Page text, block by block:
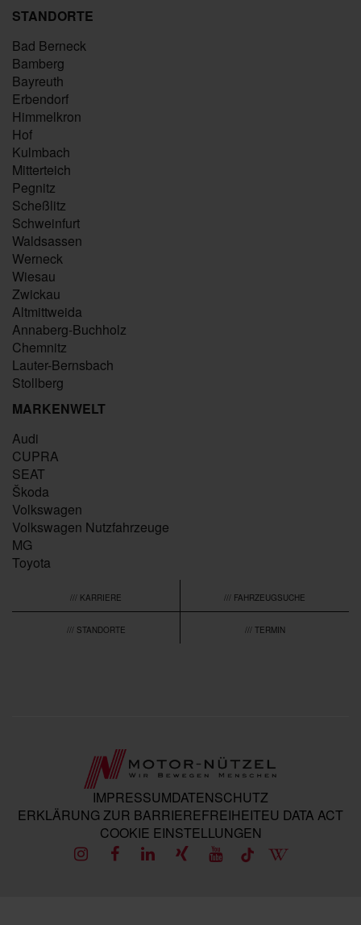
STANDORTE
Bad Berneck
Bamberg
Bayreuth
Erbendorf
Himmelkron
Hof
Kulmbach
Mitterteich
Pegnitz
Scheßlitz
Schweinfurt
Waldsassen
Werneck
Wiesau
Zwickau
Altmittweida
Annaberg-Buchholz
Chemnitz
Lauter-Bernsbach
Stollberg
MARKENWELT
Audi
CUPRA
SEAT
Škoda
Volkswagen
Volkswagen Nutzfahrzeuge
MG
Toyota
/// KARRIERE /// FAHRZEUGSUCHE
/// STANDORTE /// TERMIN
IMPRESSUMDATENSCHUTZ
ERKLÄRUNG ZUR BARRIEREFREIHEITEU DATA ACT
COOKIE EINSTELLUNGEN